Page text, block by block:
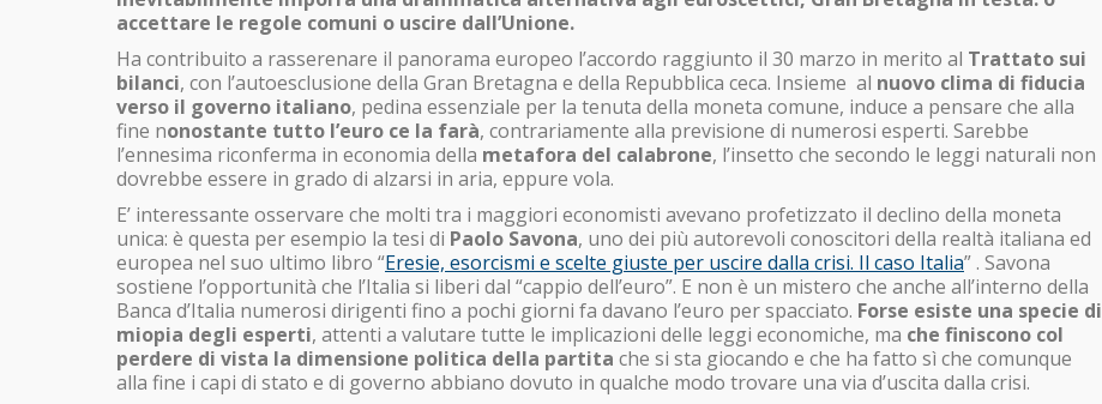
accettare le regole comuni o uscire dall’Unione.
Ha contribuito a rasserenare il panorama europeo l’accordo raggiunto il 30 marzo in merito al Trattato sui
bilanci, con l’autoesclusione della Gran Bretagna e della Repubblica ceca. Insieme al nuovo clima di fiducia
verso il governo italiano, pedina essenziale per la tenuta della moneta comune, induce a pensare che alla
fine nonostante tutto l’euro ce la farà, contrariamente alla previsione di numerosi esperti. Sarebbe
l’ennesima riconferma in economia della metafora del calabrone, l’insetto che secondo le leggi naturali non
dovrebbe essere in grado di alzarsi in aria, eppure vola.
E’ interessante osservare che molti tra i maggiori economisti avevano profetizzato il declino della moneta
unica: è questa per esempio la tesi di Paolo Savona, uno dei più autorevoli conoscitori della realtà italiana ed
europea nel suo ultimo libro “Eresie, esorcismi e scelte giuste per uscire dalla crisi. Il caso Italia” . Savona
sostiene l’opportunità che l’Italia si liberi dal “cappio dell’euro”. E non è un mistero che anche all’interno della
Banca d’Italia numerosi dirigenti fino a pochi giorni fa davano l’euro per spacciato. Forse esiste una specie di
miopia degli esperti, attenti a valutare tutte le implicazioni delle leggi economiche, ma che finiscono col
perdere di vista la dimensione politica della partita che si sta giocando e che ha fatto sì che comunque
alla fine i capi di stato e di governo abbiano dovuto in qualche modo trovare una via d’uscita dalla crisi.